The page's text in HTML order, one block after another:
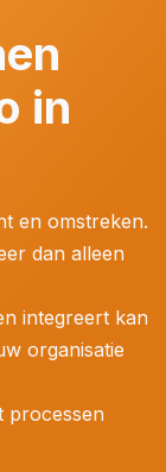
in
en omstreken.
dan alleen
integreert kan
organisatie
processen